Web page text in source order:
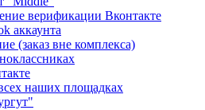
верификации Вконтакте
аккаунта
(заказ вне комплекса)
наших площадках